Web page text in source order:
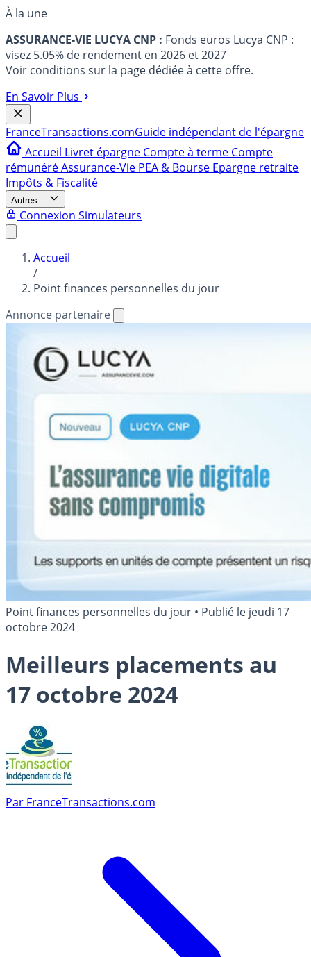
À la une
ASSURANCE-VIE LUCYA CNP : Fonds euros Lucya CNP :
visez 5.05% de rendement en 2026 et 2027
Voir conditions sur la page dédiée à cette offre.
En Savoir Plus
FranceTransactions.comGuide indépendant de l'épargne
Accueil Livret épargne Compte à terme Compte
rémunéréAssurance-Vie PEA & Bourse Epargne retraite
Impôts & Fiscalité
Autres...
Connexion Simulateurs
Accueil
/
Point finances personnelles du jour
Annonce partenaire
Point finances personnelles du jour • Publié le jeudi 17
octobre 2024
Meilleurs placements au
17 octobre 2024
Par FranceTransactions.com